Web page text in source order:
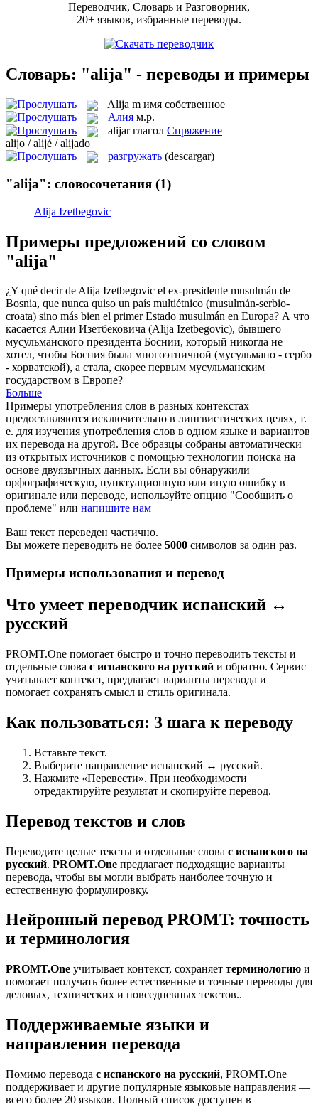
Переводчик, Словарь и Разговорник,
20+ языков, избранные переводы.
Словарь: "alija" - переводы и примеры
Alija m имя собственное
Алия м.р.
alijar глагол Спряжение
alijo / alijé / alijado
разгружать (descargar)
"alija": словосочетания (1)
Alija Izetbegovic
Примеры предложений со словом
"alija"
¿Y qué decir deAlija Izetbegovic el ex-presidente musulmán de
Bosnia, que nunca quiso un país multiétnico (musulmán-serbio-
croata) sino más bien el primer Estado musulmán en Europa? А что
касается Алии Изетбековича (Alija Izetbegovic), бывшего
мусульманского президента Боснии, который никогда не
хотел, чтобы Босния была многоэтничной (мусульмано - сербо
- хорватской), а стала, скорее первым мусульманским
государством в Европе?
Больше
Примеры употребления слов в разных контекстах
предоставляются исключительно в лингвистических целях, т.
е. для изучения употребления слов в одном языке и вариантов
их перевода на другой. Все образцы собраны автоматически
из открытых источников с помощью технологии поиска на
основе двуязычных данных. Если вы обнаружили
орфографическую, пунктуационную или иную ошибку в
оригинале или переводе, используйте опцию "Сообщить о
проблеме" или напишите нам
Ваш текст переведен частично.
Вы можете переводить не более 5000 символов за один раз.
Примеры использования и перевод
Что умеет переводчик испанский ↔
русский
PROMT.One помогает быстро и точно переводить тексты и
отдельные слова с испанского на русский и обратно. Сервис
учитывает контекст, предлагает варианты перевода и
помогает сохранять смысл и стиль оригинала.
Как пользоваться: 3 шага к переводу
Вставьте текст.
Выберите направление испанский ↔ русский.
Нажмите «Перевести». При необходимости
отредактируйте результат и скопируйте перевод.
Перевод текстов и слов
Переводите целые тексты и отдельные слова с испанского на
русский. PROMT.One предлагает подходящие варианты
перевода, чтобы вы могли выбрать наиболее точную и
естественную формулировку.
Нейронный перевод PROMT: точность
и терминология
PROMT.One учитывает контекст, сохраняет терминологию и
помогает получать более естественные и точные переводы для
деловых, технических и повседневных текстов..
Поддерживаемые языки и
направления перевода
Помимо перевода с испанского на русский, PROMT.One
поддерживает и другие популярные языковые направления —
всего более 20 языков. Полный список доступен в